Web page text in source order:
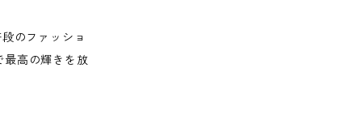
のファッショ
最高の輝きを放